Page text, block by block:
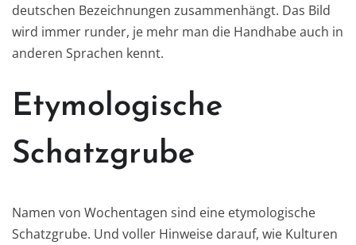
deutschen Bezeichnungen zusammenhängt. Das Bild
wird immer runder, je mehr man die Handhabe auch in
anderen Sprachen kennt.
Etymologische
Schatzgrube
Namen von Wochentagen sind eine etymologische
Schatzgrube. Und voller Hinweise darauf, wie Kulturen